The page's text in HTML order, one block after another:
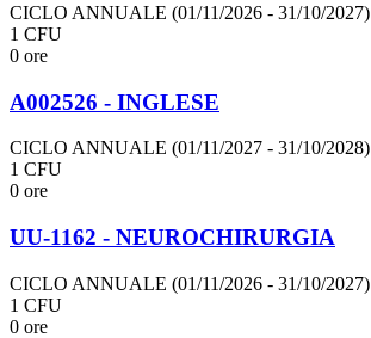
CICLO ANNUALE (01/11/2026 - 31/10/2027)
1 CFU
0 ore
A002526 - INGLESE
CICLO ANNUALE (01/11/2027 - 31/10/2028)
1 CFU
0 ore
UU-1162 - NEUROCHIRURGIA
CICLO ANNUALE (01/11/2026 - 31/10/2027)
1 CFU
0 ore